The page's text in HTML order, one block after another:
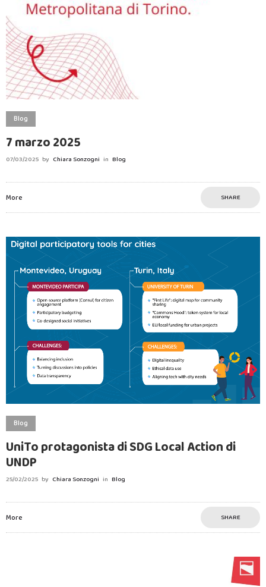
Blog
7 marzo 2025
07/03/2025 by Chiara Sonzogni in Blog
More SHARE
Blog
UniTo protagonista di SDG Local Action di
UNDP
25/02/2025 by Chiara Sonzogni in Blog
More SHARE